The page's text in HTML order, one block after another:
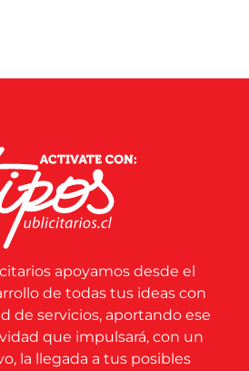
apoyamos desde el
de todas tus ideas con
de servicios, aportando ese
que impulsará, con un
la llegada a tus posibles